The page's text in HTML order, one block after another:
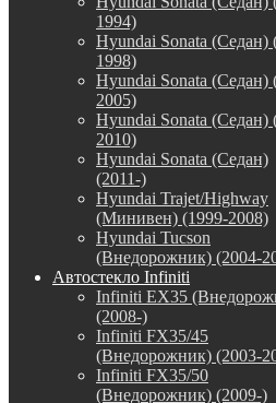
1994)
Hyundai Sonata (Седан)
1998)
Hyundai Sonata (Седан)
2005)
Hyundai Sonata (Седан)
2010)
Hyundai Sonata (Седан)
(2011-)
Hyundai Trajet/Highway
(Минивен) (1999-2008)
Hyundai Tucson
(Внедорожник) (2004-
Автостекло Infiniti
Infiniti EX35
(2008-)
Infiniti FX35/45
(Внедорожник) (2003-
Infiniti FX35/50
(Внедорожник) (2009-)